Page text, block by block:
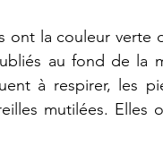
ont la couleur
au fond de la
à respirer, les
mutilées.